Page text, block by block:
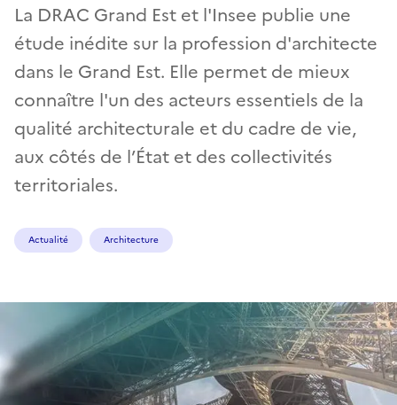
La DRAC Grand Est et l'Insee publie une
étude inédite sur la profession d'architecte
dans le Grand Est. Elle permet de mieux
connaître l'un des acteurs essentiels de la
qualité architecturale et du cadre de vie,
aux côtés de l’État et des collectivités
territoriales.
Actualité Architecture